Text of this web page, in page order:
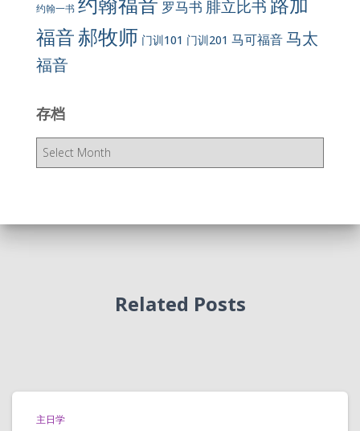
约翰一书 罗马书 腓立比书
福音郝牧师 门训101 门训201 马可福音马太
福音
存档
存
Related Posts
主日学